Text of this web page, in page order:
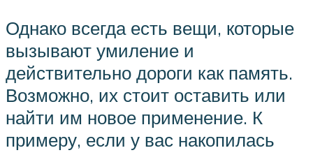
Однако всегда есть вещи, которые
вызывают умиление и
действительно дороги как память.
Возможно, их стоит оставить или
найти им новое применение. К
примеру, если у вас накопилась